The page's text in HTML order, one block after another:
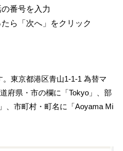
番号を入力
ら「次へ」をクリック
東京都港区青山1-1-1 為替マ
府県・市の欄に「Tokyo」、部
、市町村・町名に「Aoyama Mi